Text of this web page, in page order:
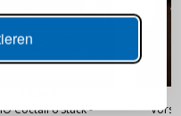
Coctail 6 Stück -